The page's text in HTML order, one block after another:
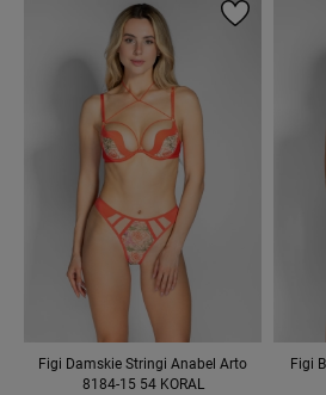
Figi Damskie Stringi Anabel Arto
8184-15 54 KORAL
Figi